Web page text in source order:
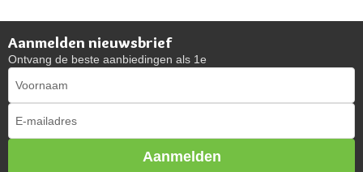
Aanmelden nieuwsbrief
Ontvang de beste aanbiedingen als 1e
Aanmelden